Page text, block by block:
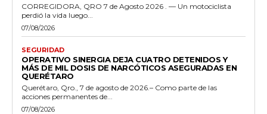
CORREGIDORA, QRO 7 de Agosto 2026 . — Un motociclista
perdió la vida luego...
07/08/2026
SEGURIDAD
OPERATIVO SINERGIA DEJA CUATRO DETENIDOS Y
MÁS DE MIL DOSIS DE NARCÓTICOS ASEGURADAS EN
QUERÉTARO
Querétaro, Qro., 7 de agosto de 2026.– Como parte de las
acciones permanentes de...
07/08/2026